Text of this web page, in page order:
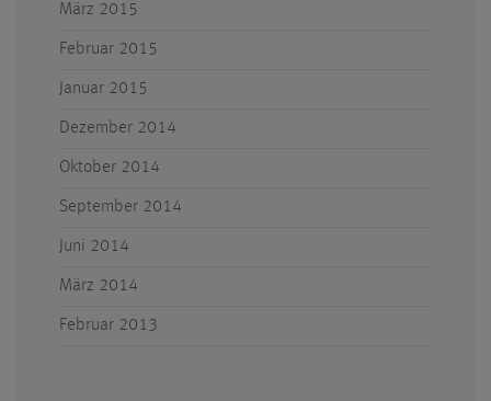
März 2015
Februar 2015
Januar 2015
Dezember 2014
Oktober 2014
September 2014
Juni 2014
März 2014
Februar 2013